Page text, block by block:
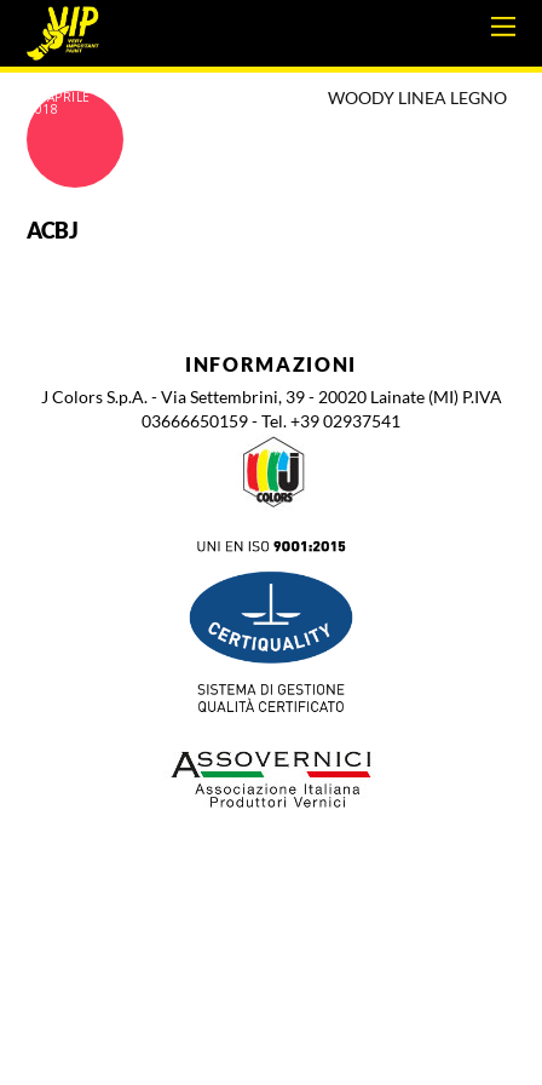
18 APRILE
2018
ACBJ
WOODY LINEA LEGNO
INFORMAZIONI
J Colors S.p.A. - Via Settembrini, 39 - 20020 Lainate (MI) P.IVA
03666650159 - Tel. +39 02937541